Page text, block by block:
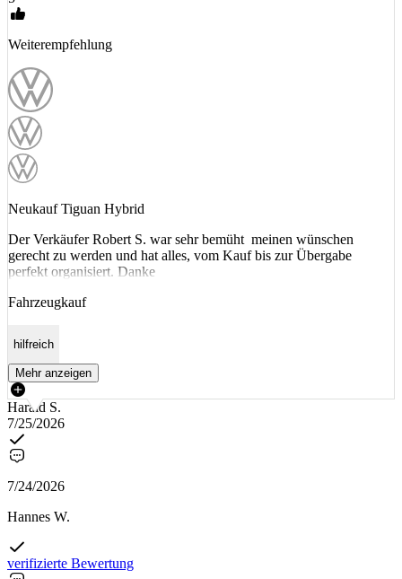
Weiterempfehlung
Neukauf Tiguan Hybrid
Der Verkäufer Robert S. war sehr bemüht meinen wünschen
gerecht zu werden und hat alles, vom Kauf bis zur Übergabe
perfekt organisiert. Danke
Fahrzeugkauf
hilfreich
Mehr anzeigen
Harald S.
7/25/2026
7/24/2026
Hannes W.
verifizierte Bewertung